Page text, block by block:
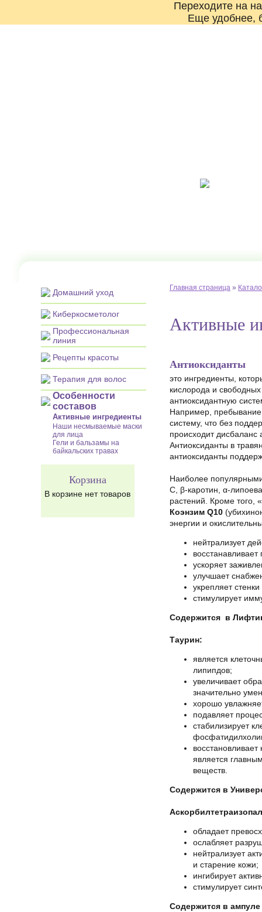
Переходите на
Еще удобнее,
Домашний уход
Киберкосметолог
Профессиональная
линия
Рецепты красоты
Терапия для волос
Особенности
составов
Активные ингредиенты
Наши несмываемые маски
для лица
Гели и бальзамы на
байкальских травах
Корзина
В корзине нет товаров
Главная страница »
Активные
Антиоксиданты
это ингредиенты,
кислорода и
антиоксидантную
Например, пребывание
систему, что без
происходит дисбаланс
Антиоксиданты в
антиоксиданты
Наиболее
С, β-каротин, α-
растений. Кроме того,
Коэнзим Q10
энергии и
нейтрализует
ускоряет
улучшает
укрепляет
стимулирует
Содержится в
Таурин:
является
липипдов;
увеличивает
значительно
хорошо
подавляет
стабилизирует
является
веществ.
Содержится в
обладает
ослабляет
нейтрализует
и старение кожи;
ингибирует
стимулирует
Содержится в